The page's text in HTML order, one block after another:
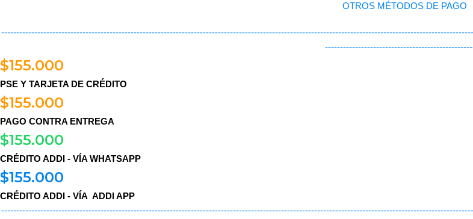
OTROS MÉTODOS DE PAGO
$155.000
PSE Y TARJETA DE CRÉDITO
$155.000
PAGO CONTRA ENTREGA
$155.000
CRÉDITO ADDI - VÍA WHATSAPP
$155.000
CRÉDITO ADDI - VÍA ADDI APP